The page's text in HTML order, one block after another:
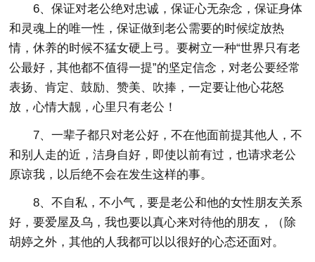
6、保证对老公绝对忠诚，保证心无杂念，保证身体
和灵魂上的唯一性，保证做到老公需要的时候绽放热
情，休养的时候不猛女硬上弓。要树立一种“世界只有老
公最好，其他都不值得一提”的坚定信念，对老公要经常
表扬、肯定、鼓励、赞美、吹捧，一定要让他心花怒
放，心情大靓，心里只有老公！
7、一辈子都只对老公好，不在他面前提其他人，不
和别人走的近，洁身自好，即使以前有过，也请求老公
原谅我，以后绝不会在发生这样的事。
8、不自私，不小气，要是老公和他的女性朋友关系
好，要爱屋及乌，我也要以真心来对待他的朋友，（除
胡婷之外，其他的人我都可以以很好的心态还面对。